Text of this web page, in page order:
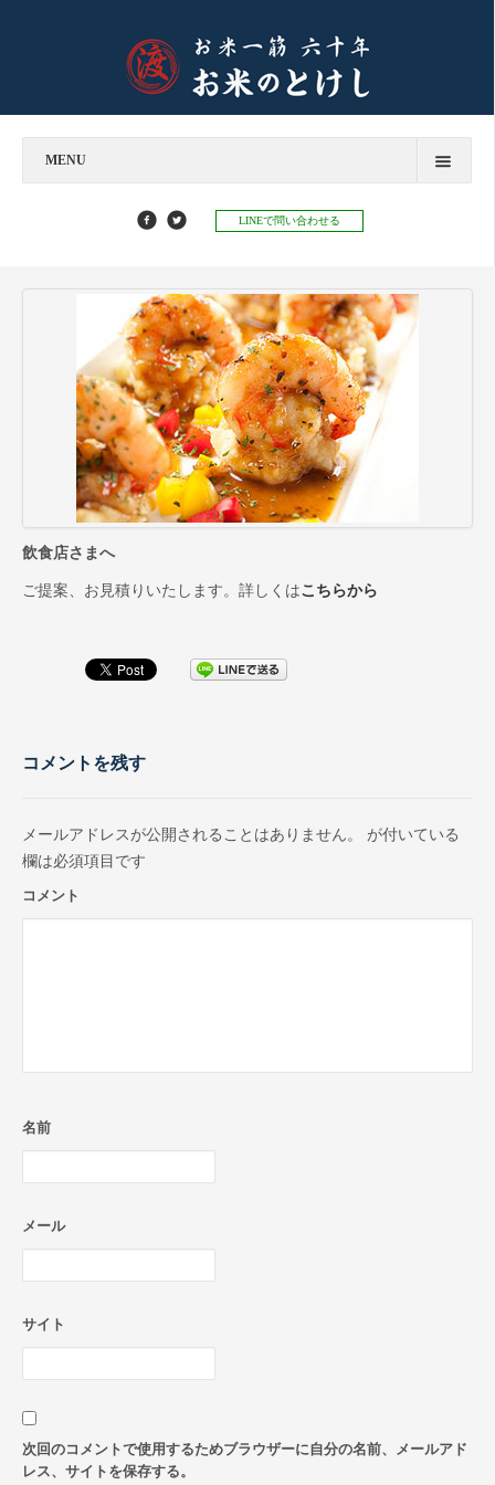
MENU
飲食店様へ
お餅のとけし
お知らせ
お知らせ
お米マイスターコラム
お取引先インタビュー
CM（TV・ラジオ）
会社情報
会社概要
スーパー・小売店様へ
採用情報
お問合せ
LINEで問い合わせる
飲食店さまへ
ご提案、お見積りいたします。詳しくはこちらから
コメントを残す
メールアドレスが公開されることはありません。
が付いている
欄は必須項目です
コメント
名前
メール
サイト
次回のコメントで使用するためブラウザーに自分の名前、メールアド
レス、サイトを保存する。